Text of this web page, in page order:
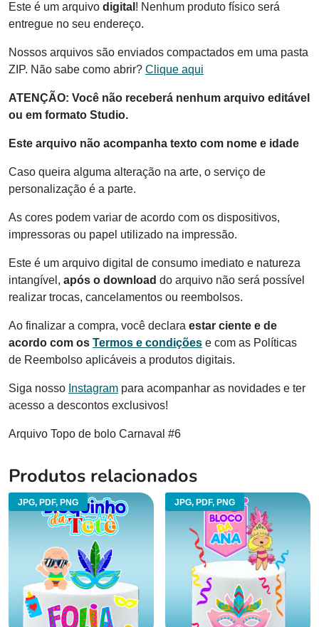
Este é um arquivo digital ! Nenhum produto físico será
entregue no seu endereço.
Nossos arquivos são enviados compactados em uma pasta
ZIP. Não sabe como abrir? Clique aqui
ATENÇÃO: Você não receberá nenhum arquivo editável
ou em formato Studio.
Este arquivo não acompanha texto com nome e idade
Caso queira alguma alteração na arte, o serviço de
personalização é a parte.
As cores podem variar de acordo com os dispositivos,
impressoras ou papel utilizado na impressão.
Este é um arquivo digital de consumo imediato e natureza
intangível, após o download do arquivo não será possível
realizar trocas, cancelamentos ou reembolsos.
Ao finalizar a compra, você declara estar ciente e de
acordo com os Termos e condições e com as Políticas
de Reembolso aplicáveis a produtos digitais.
Siga nosso Instagram para acompanhar as novidades e ter
acesso a descontos exclusivos!
Arquivo Topo de bolo Carnaval #6
Produtos relacionados
JPG, PDF, PNG JPG, PDF, PNG